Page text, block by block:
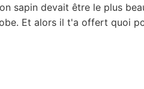
sapin devait être le plus
Et alors il t'a offert quoi